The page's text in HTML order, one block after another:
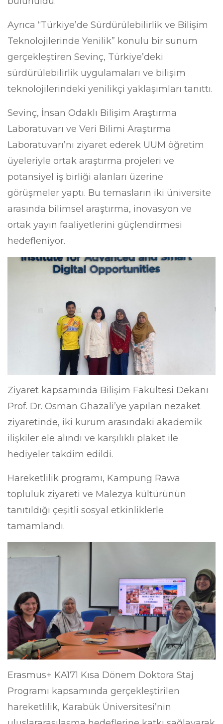
Ayrıca “Türkiye’de Sürdürülebilirlik ve Bilişim
Teknolojilerinde Yenilik” konulu bir sunum
gerçekleştiren Sevinç, Türkiye’deki
sürdürülebilirlik uygulamaları ve bilişim
teknolojilerindeki yenilikçi yaklaşımları tanıttı.
Sevinç, İnsan Odaklı Bilişim Araştırma
Laboratuvarı ve Veri Bilimi Araştırma
Laboratuvarı’nı ziyaret ederek UUM öğretim
üyeleriyle ortak araştırma projeleri ve
potansiyel iş birliği alanları üzerine
görüşmeler yaptı. Bu temasların iki üniversite
arasında bilimsel araştırma, inovasyon ve
ortak yayın faaliyetlerini güçlendirmesi
hedefleniyor.
Ziyaret kapsamında Bilişim Fakültesi Dekanı
Prof. Dr. Osman Ghazali’ye yapılan nezaket
ziyaretinde, iki kurum arasındaki akademik
ilişkiler ele alındı ve karşılıklı plaket ile
hediyeler takdim edildi.
Hareketlilik programı, Kampung Rawa
topluluk ziyareti ve Malezya kültürünün
tanıtıldığı çeşitli sosyal etkinliklerle
tamamlandı.
Erasmus+ KA171 Kısa Dönem Doktora Staj
Programı kapsamında gerçekleştirilen
hareketlilik, Karabük Üniversitesi’nin